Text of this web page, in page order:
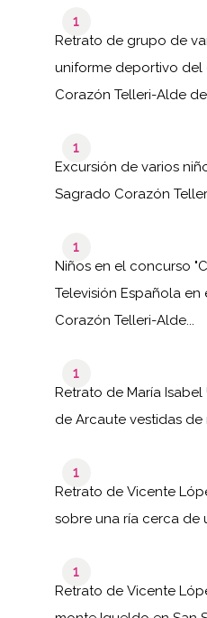
1
Retrato de grupo de
uniforme deportivo
Corazón Telleri-Alde de...
1
Excursión de varios
Sagrado Corazón
1
Niños en el concurso
Televisión Española
Corazón Telleri-Alde...
1
Retrato de María Isabel
de Arcaute vestidas de
1
Retrato de Vicente
sobre una ría cerca de
1
Retrato de Vicente